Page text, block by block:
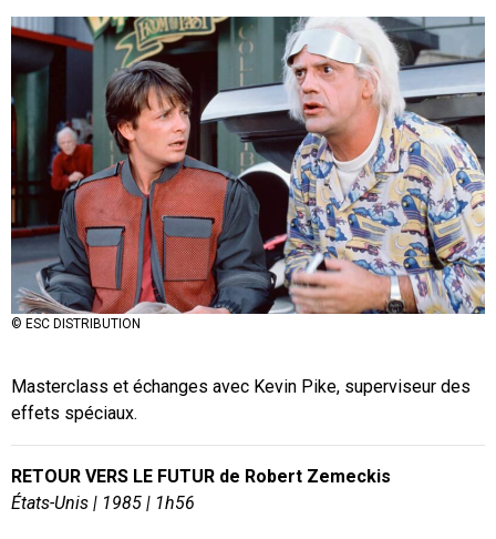
© ESC DISTRIBUTION
Masterclass et échanges avec Kevin Pike, superviseur des
effets spéciaux.
RETOUR VERS LE FUTUR de Robert Zemeckis
États-Unis | 1985 | 1h56